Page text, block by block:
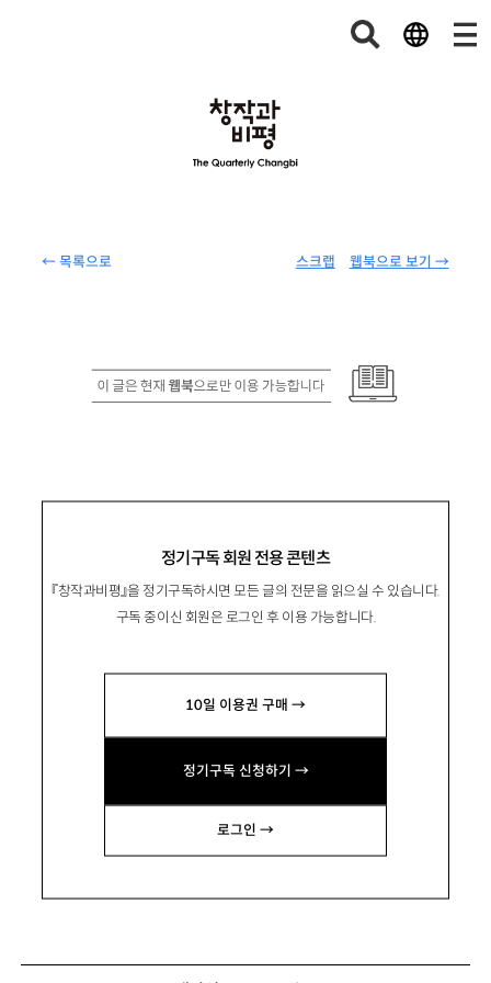
← 목록으로 웹북으로 보기 →
스크랩
정기구독 회원 전용 콘텐츠
『창작과비평』을 정기구독하시면 모든 글의 전문을 읽으실 수 있습니다.
구독 중이신 회원은 로그인 후 이용 가능합니다.
10일 이용권 구매 →
정기구독 신청하기 →
로그인 →